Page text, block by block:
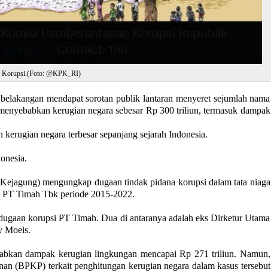
Korupsi.(Foto: @KPK_RI)
mendapat sorotan publik lantaran menyeret sejumlah nama
kerugian negara sebesar Rp 300 triliun, termasuk dampak
negara terbesar sepanjang sejarah Indonesia.
mengungkap dugaan tindak pidana korupsi dalam tata niaga
Timah Tbk periode 2015-2022.
korupsi PT Timah. Dua di antaranya adalah eks Dirketur Utama
Moeis.
dampak kerugian lingkungan mencapai Rp 271 triliun. Namun,
(BPKP) terkait penghitungan kerugian negara dalam kasus tersebut